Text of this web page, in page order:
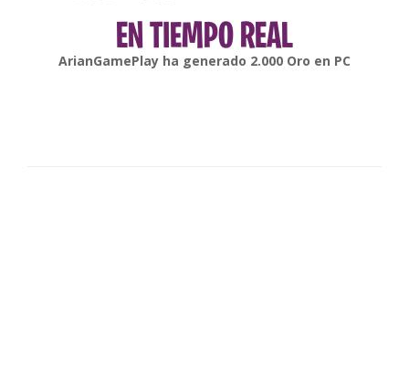
EN TIEMPO REAL
gonsabellaha generado6.000Oro enAndroid